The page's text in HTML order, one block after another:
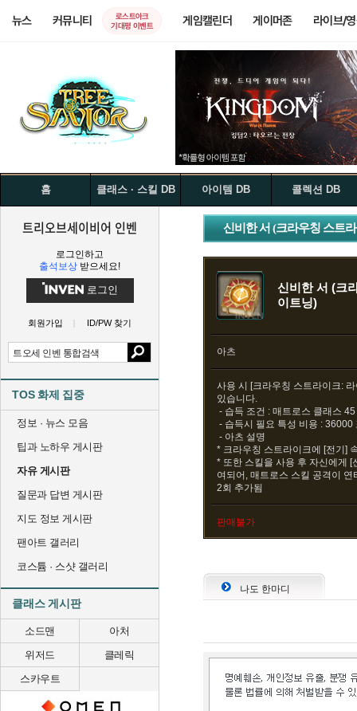
뉴스 커뮤니티
로스트아크
기대평 이벤트
게임캘린더 게이머존 라이브/
홈 클래스 · 스킬 DB 아이템 DB 콜렉션 DB
트리오브세이비어 인벤
로그인하고
출석보상 받으세요!
로그인
회원가입 ID/PW 찾기
TOS 화제 집중
정보 · 뉴스 모음
팁과 노하우 게시판
자유 게시판
질문과 답변 게시판
지도 정보 게시판
팬아트 갤러리
코스튬 · 스샷 갤러리
클래스 게시판
소드맨
아처
위저드
클레릭
스카우트
신비한 서 (크라우칭 스트
신비한 서 (크
이트닝)
아츠
사용 시 [크라우칭 스트라이크:
있습니다.
- 습득 조건 : 매트로스 클래스
- 습득시 필요 특성 비용 : 36000
- 아츠 설명
* 크라우칭 스트라이크에 [전기]
* 또한 스킬을 사용 후 자신에게 [
여되어, 매트로스 스킬 공격이
2회 추가됨
판매불가
나도 한마디